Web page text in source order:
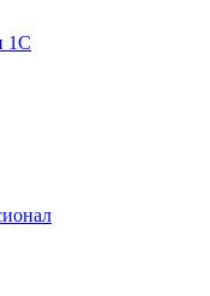
1С